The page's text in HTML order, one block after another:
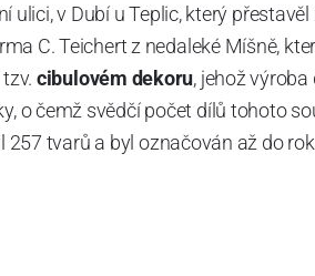
ulici, v Dubí u Teplic, který
C. Teichert z nedaleké Míšně,
cibulovém dekoru, jehož
o čemž svědčí počet dílů tohoto
257 tvarů a byl označován až do
firma název